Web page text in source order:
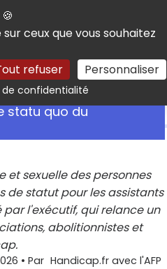
ceux que vous souhaitez
refuser Personnaliser
de confidentialitéRechercher
statu quo du
et sexuelle des personnes
de statut pour les assistants
par l'exécutif, qui relance un
abolitionnistes et
• Par Handicap.fr avec l'AFP